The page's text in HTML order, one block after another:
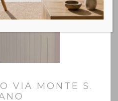
VIA MONTE S.